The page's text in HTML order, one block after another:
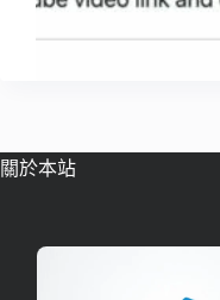
關於本站